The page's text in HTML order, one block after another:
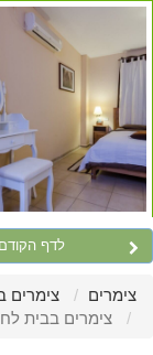
לדף הקודם
צימרים צימרים
צימרים בבית